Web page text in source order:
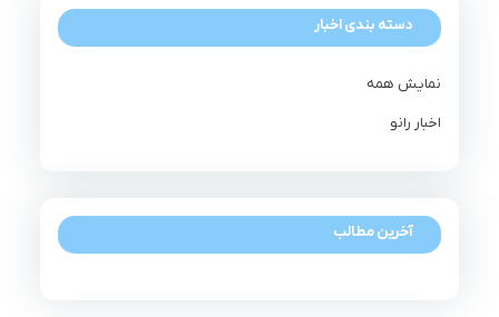
دسته بندی اخبار
نمایش همه
اخبار رانو
آخرین مطالب